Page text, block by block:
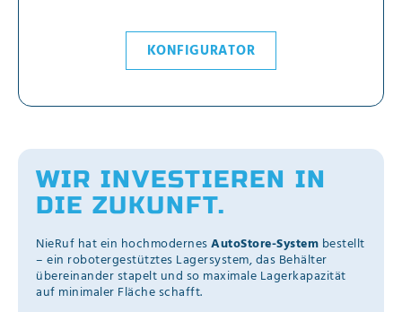
KONFIGURATOR
WIR INVESTIEREN IN
DIE ZUKUNFT.
NieRuf hat ein hochmodernesAutoStore-System bestellt
– ein robotergestütztes Lagersystem, das Behälter
übereinander stapelt und so maximale Lagerkapazität
auf minimaler Fläche schafft.